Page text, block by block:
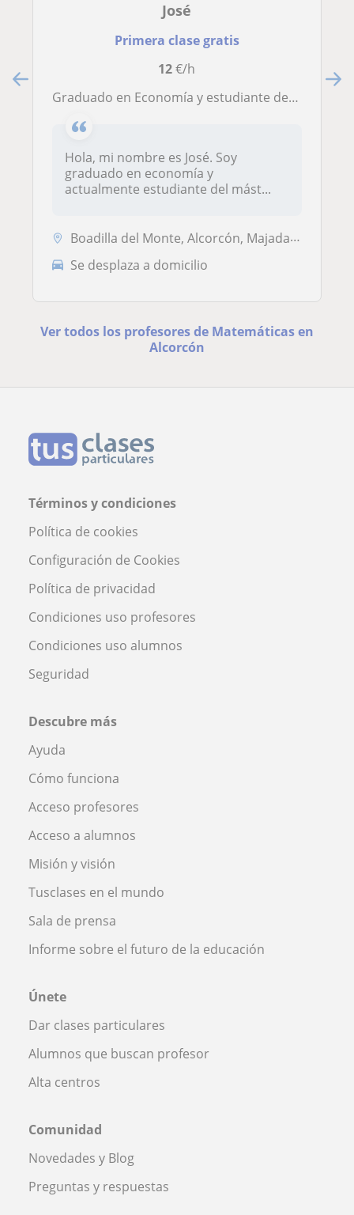
José
Primera clase gratis
12€/h
Graduado en Economía y estudiante de máster se ofrece para dar clases de Matemáticas
Hola, mi nombre es José. Soy
graduado en economía y
actualmente estudiante del mást...
Boadilla del Monte, Alcorcón, Majadahonda, Pozuelo de Alarcón
Se desplaza a domicilio
Ver todos los profesores de Matemáticas en
Alcorcón
Términos y condiciones
Política de cookies
Configuración de Cookies
Política de privacidad
Condiciones uso profesores
Condiciones uso alumnos
Seguridad
Descubre más
Ayuda
Cómo funciona
Acceso profesores
Acceso a alumnos
Misión y visión
Tusclases en el mundo
Sala de prensa
Informe sobre el futuro de la educación
Únete
Dar clases particulares
Alumnos que buscan profesor
Alta centros
Comunidad
Novedades y Blog
Preguntas y respuestas